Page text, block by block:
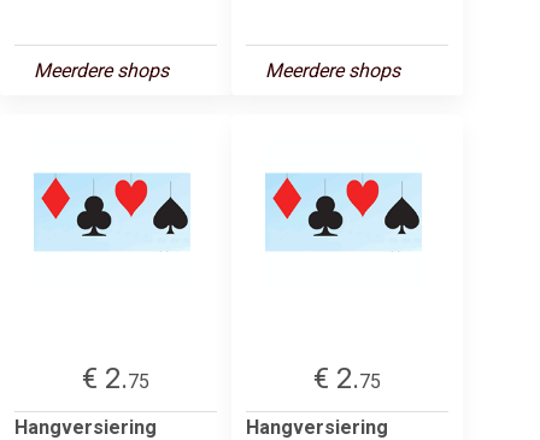
Meerdere shops Meerdere shops
€ 2.75
Hangversiering
€ 2.75
Hangversiering